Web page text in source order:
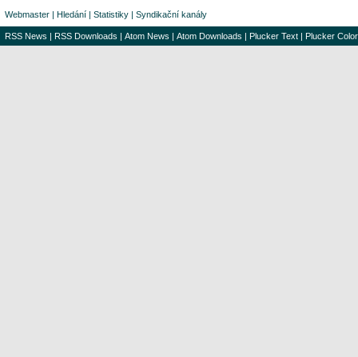
Webmaster | Hledání | Statistiky | Syndikační kanály
RSS News | RSS Downloads | Atom News | Atom Downloads | Plucker Text | Plucker Color